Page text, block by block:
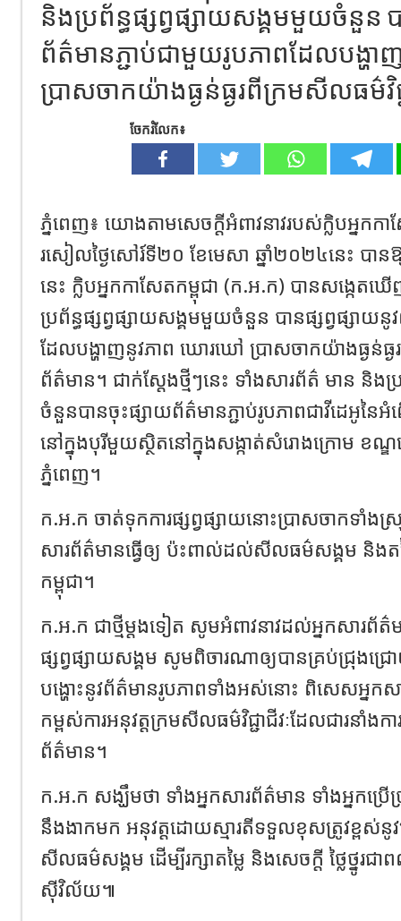
និងប្រព័ន្ធផ្សព្វផ្សាយសង្គមមួយចំនួន ប
ព័ត៌មានភ្ជាប់ជាមួយរូបភាពដែលបង្ហ
ប្រាសចាកយ៉ាងធ្ងន់ធ្ងរពីក្រមសីលធម៌វិ
ចែករំលែក៖
ភ្នំពេញ​៖​ យោងតាម​សេចក្ដី​អំពាវនាវរបស់​ក្លិបអ្នកក
រសៀលថ្ងៃសៅរ៍ទី២០​ ខែមេសា​ ឆ្នាំ​២០២៤នេះ​ បា
នេះ ក្លិបអ្នកកាសែតកម្ពុជា (ក.អ.ក) បានសង្កេត
ប្រព័ន្ធផ្សព្វផ្សាយសង្គមមួយចំនួន បានផ្សព្វផ្សាយនូ
ដែលបង្ហាញនូវភាព ឃោរឃៅ ប្រាសចាកយ៉ាងធ្ងន់ធ្ង
ព័ត៌មាន។ ជាក់ស្តែងថ្មីៗនេះ ទាំងសារព័ត៌ មាន និង
ចំនួនបានចុះផ្សាយព័ត៌មានភ្ជាប់រូបភាពជាវីដេអូនៃ
នៅក្នុងបុរីមួយស្ថិតនៅក្នុងសង្កាត់សំរោងក្រោម ខណ្
ភ្នំពេញ។
ក.អ.ក ចាត់ទុកការផ្សព្វផ្សាយនោះប្រាសចាកទាំង
សារព័ត៌មានធ្វើឲ្យ ប៉ះពាល់ដល់សីលធម៌សង្គម និងតម្ល
កម្ពុជា។
ក.អ.ក ជាថ្មីម្តងទៀត សូមអំពាវនាវដល់អ្នកសារព័ត៌ម
ផ្សព្វផ្សាយសង្គម សូមពិចារណាឲ្យបានគ្រប់ជ្រុងជ្រ
បង្ហោះនូវព័ត៌មានរូបភាពទាំងអស់នោះ ពិសេសអ្នក
កម្ពស់ការអនុវត្តក្រមសីលធម៌វិជ្ជាជីវៈដែលជារនាំងក
ព័ត៌មាន។
ក.អ.ក សង្ឃឹមថា ទាំងអ្នកសារព័ត៌មាន ទាំងអ្នកប្រើ
នឹងងាកមក អនុវត្តដោយស្មារតីទទួលខុសត្រូវខ្ពស់នូវ
សីលធម៌សង្គម ដើម្បីរក្សាតម្លៃ និងសេចក្តី ថ្លៃថ្នូរជា
ស៊ីវិល័យ៕